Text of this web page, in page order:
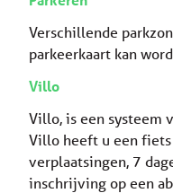
Verschillende
parkeerkaart kan
Villo
Villo, is een systeem
Villo heeft u een
verplaatsingen, 7
inschrijving op een